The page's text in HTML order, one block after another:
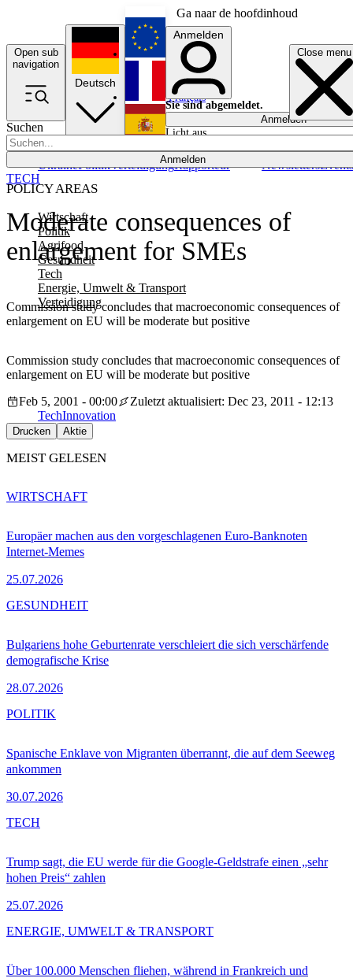
Ga naar de hoofdinhoud
Open sub
navigation
Close menu
Suchen
Anmelden
POLICY AREAS
Wirtschaft
Politik
Agrifood
Gesundheit
Tech
Energie, Umwelt & Transport
Verteidigung
UkrainePolitikVerteidigungRapporteur NewslettersEvents
Deutsch
English
Français
Anmelden
Sie sind abgemeldet.
Anmelden
Licht aus
Moderate consequences of
enlargement for SMEs
Commission study concludes that macroeconomic consequences of
enlargement on EU will be moderate but positive
TECH
Commission study concludes that macroeconomic consequences of
enlargement on EU will be moderate but positive
Feb 5, 2001 - 00:00
Zuletzt aktualisiert: Dec 23, 2011 - 12:13
TechInnovation
Drucken Aktie
MEIST GELESEN
Europäer machen aus den vorgeschlagenen Euro-Banknoten
Internet-Memes
25.07.2026
WIRTSCHAFT
Bulgariens hohe Geburtenrate verschleiert die sich verschärfende
demografische Krise
28.07.2026
GESUNDHEIT
Spanische Enklave von Migranten überrannt, die auf dem Seeweg
ankommen
30.07.2026
POLITIK
Trump sagt, die EU werde für die Google-Geldstrafe einen „sehr
hohen Preis“ zahlen
25.07.2026
TECH
Über 100.000 Menschen fliehen, während in Frankreich und
ENERGIE, UMWELT & TRANSPORT